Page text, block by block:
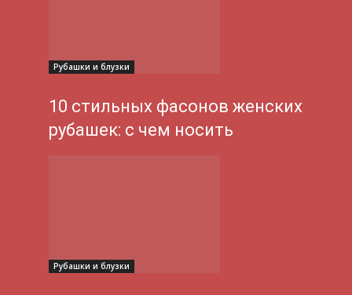
Рубашки и блузки
10 стильных фасонов женских
рубашек: с чем носить
Рубашки и блузки